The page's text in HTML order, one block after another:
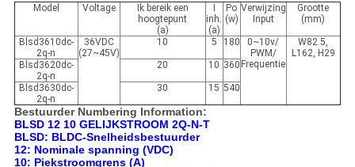
Model Voltage
Ik bereik een
hoogtepunt
(a)
inh.
(a)
Po
(w)
Verwijzing
Input
Grootte
(mm)
Blsd3610dc-
2q-n
36VDC
(27~45V)
10 5 180
0~10v/
PWM/
Frequentie
W82.5,
L162, H29
Blsd3620dc-
2q-n
20 10 360
Blsd3630dc-
2q-n
30 15 540
Bestuurder Numbering Information:
BLSD 12 10 GELIJKSTROOM 2Q-N-T
BLSD: BLDC-Snelheidsbestuurder
12: Nominale spanning (VDC)
10: Piekstroomgrens (A)